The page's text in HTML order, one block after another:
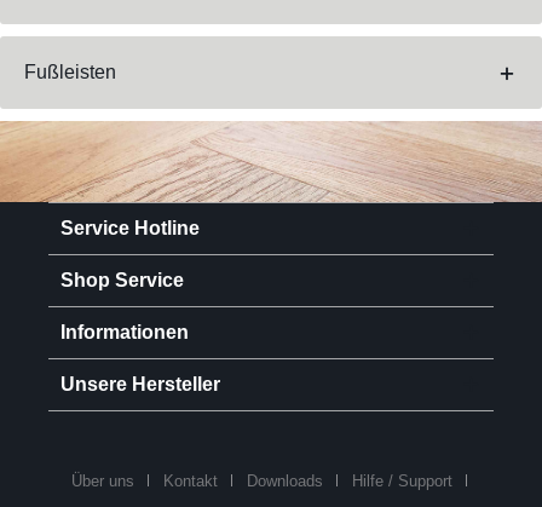
Fußleisten
Service Hotline
Shop Service
Informationen
Unsere Hersteller
Über uns Kontakt Downloads Hilfe / Support